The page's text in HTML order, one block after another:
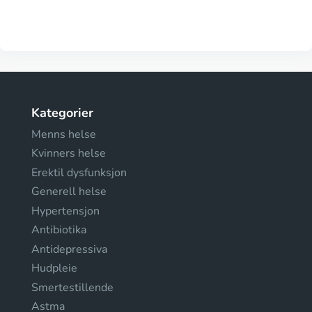
Kategorier
Menns helse
Kvinners helse
Erektil dysfunksjon
Generell helse
Hypertensjon
Antibiotika
Antidepressiva
Hudpleie
Smertestillende
Astma